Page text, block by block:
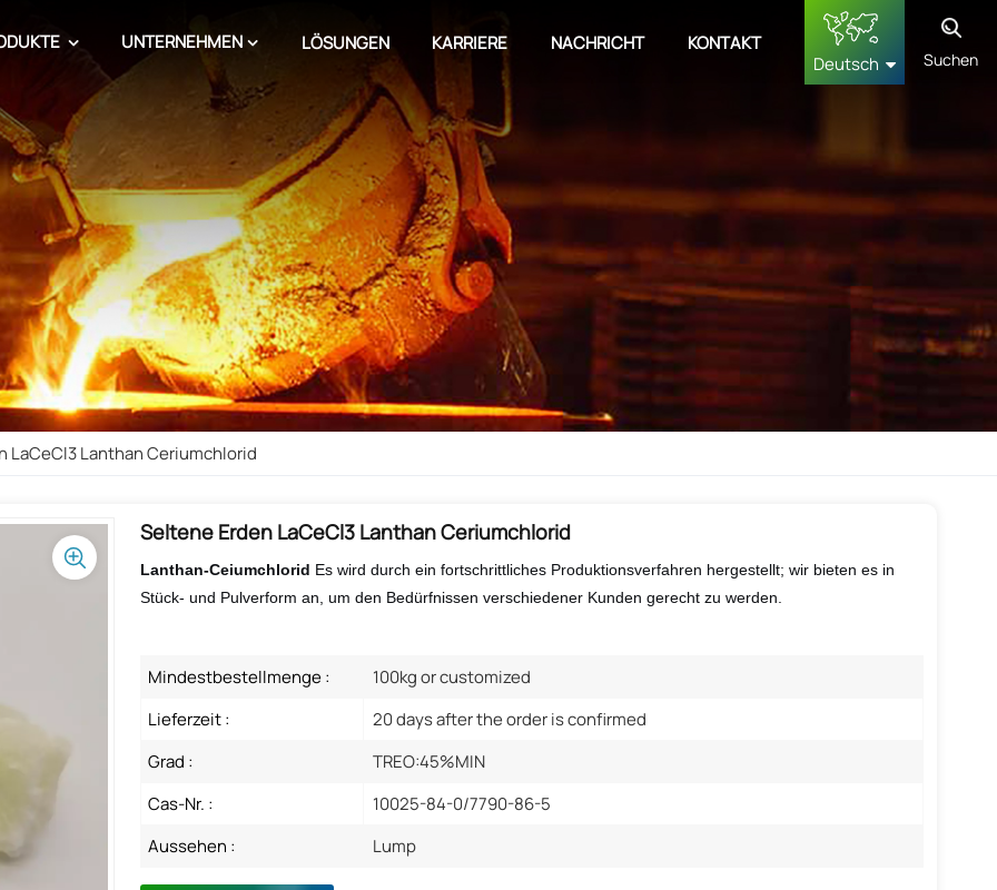
UNTERNEHMEN LÖSUNGEN KARRIERE NACHRICHT
KONTAKT
Deutsch
français
Deutsch
русский
Suchen
LaCeCl3 Lanthan Ceriumchlorid
Seltene Erden LaCeCl3 Lanthan Ceriumchlorid
Lanthan-Ceiumchlorid Es wird durch ein fortschrittliches Produktionsverfahren hergestellt; wir bieten es in
Stück- und Pulverform an, um den Bedürfnissen verschiedener Kunden gerecht zu werden.
Mindestbestellmenge :
100kg or customized
Lieferzeit :
20 days after the order is confirmed
Grad :
TREO:45%MIN
Cas-Nr. :
10025-84-0/7790-86-5
Aussehen :
Lump